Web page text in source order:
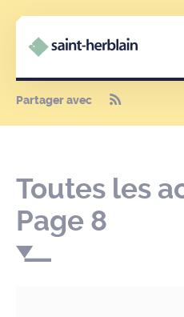
Partager avec
Toutes les
Page 8